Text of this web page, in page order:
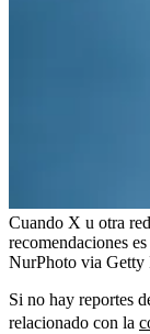
Cuando X u otra
recomendaciones
NurPhoto via Getty
Si no hay reportes
relacionado con la